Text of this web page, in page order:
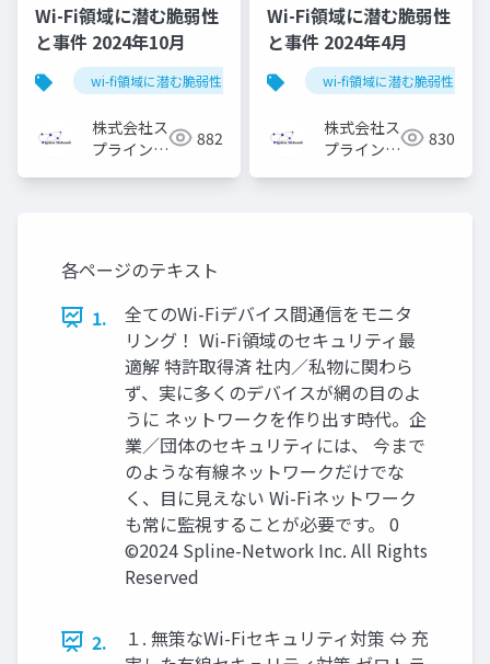
Wi-Fi領域に潜む脆弱性
と事件 2024年10月
wi-fi領域に潜む脆弱性と事件
株式会社ス
プライン・
882
Wi-Fi領域に潜む脆弱性
と事件 2024年4月
wi-fi領域に潜む脆弱性と事
株式会社ス
プライン・
830
各ページのテキスト
1.
全てのWi-Fiデバイス間通信をモニタ
リング！ Wi-Fi領域のセキュリティ最
適解 特許取得済 社内／私物に関わら
ず、実に多くのデバイスが網の目のよ
うに ネットワークを作り出す時代。企
業／団体のセキュリティには、 今まで
のような有線ネットワークだけでな
く、目に見えない Wi-Fiネットワーク
も常に監視することが必要です。 0
©2024 Spline-Network Inc. All Rights
Reserved
2.
１. 無策なWi-Fiセキュリティ対策 ⇔ 充